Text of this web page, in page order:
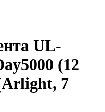
UL-
(12
7